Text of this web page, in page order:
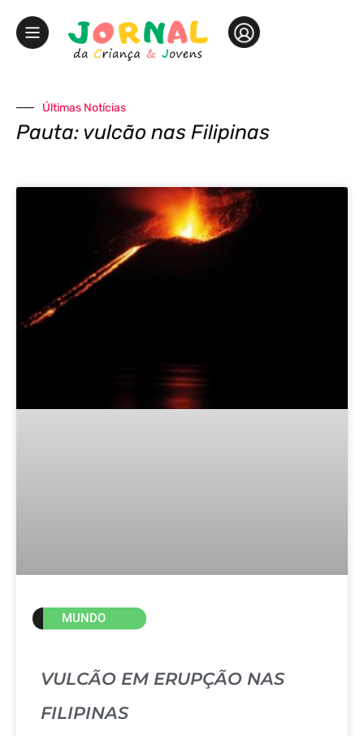
Últimas Notícias
Pauta: vulcão nas Filipinas
MUNDO
VULCÃO EM ERUPÇÃO NAS
FILIPINAS